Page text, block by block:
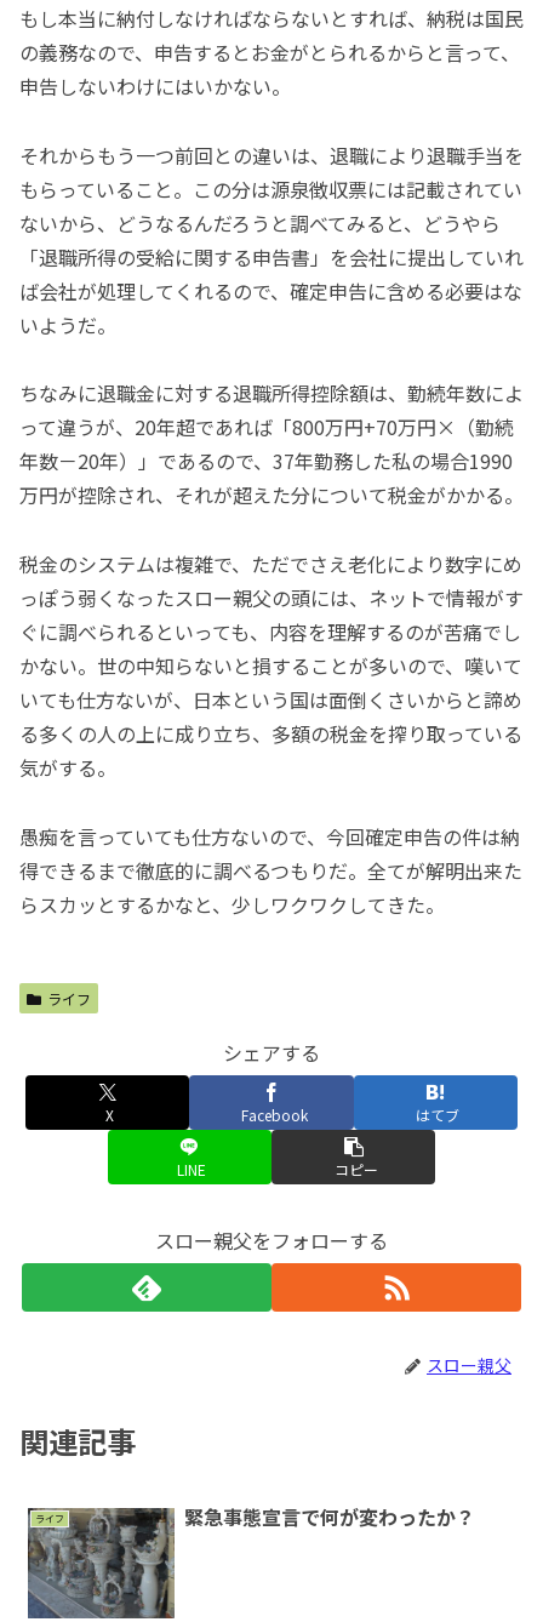
もし本当に納付しなければならないとすれば、納税は国民
の義務なので、申告するとお金がとられるからと言って、
申告しないわけにはいかない。
それからもう一つ前回との違いは、退職により退職手当を
もらっていること。この分は源泉徴収票には記載されてい
ないから、どうなるんだろうと調べてみると、どうやら
「退職所得の受給に関する申告書」を会社に提出していれ
ば会社が処理してくれるので、確定申告に含める必要はな
いようだ。
ちなみに退職金に対する退職所得控除額は、勤続年数によ
って違うが、20年超であれば「800万円+70万円×（勤続
年数－20年）」であるので、37年勤務した私の場合1990
万円が控除され、それが超えた分について税金がかかる。
税金のシステムは複雑で、ただでさえ老化により数字にめ
っぽう弱くなったスロー親父の頭には、ネットで情報がす
ぐに調べられるといっても、内容を理解するのが苦痛でし
かない。世の中知らないと損することが多いので、嘆いて
いても仕方ないが、日本という国は面倒くさいからと諦め
る多くの人の上に成り立ち、多額の税金を搾り取っている
気がする。
愚痴を言っていても仕方ないので、今回確定申告の件は納
得できるまで徹底的に調べるつもりだ。全てが解明出来た
らスカッとするかなと、少しワクワクしてきた。
ライフ
シェアする
X Facebook はてブ
LINE コピー
スロー親父をフォローする
スロー親父
関連記事
ライフ 緊急事態宣言で何が変わったか？